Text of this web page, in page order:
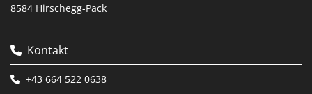
8584 Hirschegg-Pack
 Kontakt
 +43 664 522 0638